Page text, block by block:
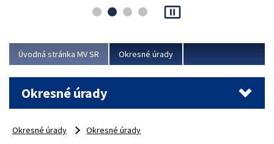
asociácie poisťovní (SLASPO) a Ministerstva vnútra SR.
Viac
pause_presentation
Úvodná stránka MV SR Okresné úrady
Okresné úrady
Okresné úrady
Okresné úrady